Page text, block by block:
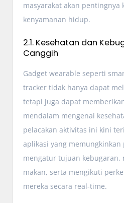
masyarakat akan pentingnya
kenyamanan hidup.
2.1. Kesehatan dan
Canggih
Gadget wearable seperti
tracker tidak hanya dapat
tetapi juga dapat
mendalam mengenai
pelacakan aktivitas ini kini
aplikasi yang
mengatur tujuan kebugaran,
makan, serta mengikuti
mereka secara real-time.